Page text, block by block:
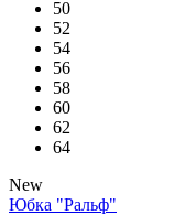
50
52
54
56
58
60
62
64
New
Юбка "Ральф"